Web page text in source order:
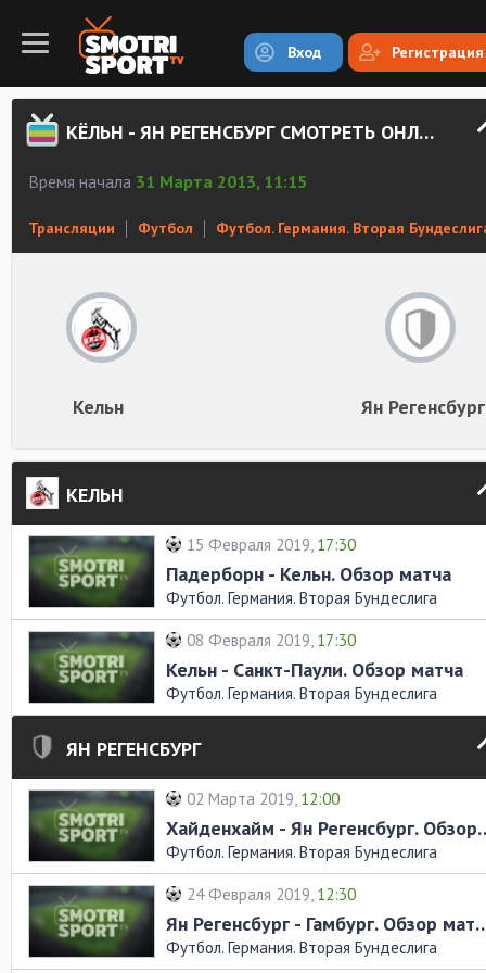
Вход Регистрация
КЁЛЬН - ЯН РЕГЕНСБУРГ СМОТРЕТЬ ОНЛАЙН
Время начала 31 Марта 2013, 11:15
Трансляции Футбол Футбол. Германия. Вторая
Кельн Ян Регенсбург
КЕЛЬН
15 Февраля 2019, 17:30
Падерборн - Кельн. Обзор матча
Футбол. Германия. Вторая Бундеслига
08 Февраля 2019, 17:30
Кельн - Санкт-Паули. Обзор матча
Футбол. Германия. Вторая Бундеслига
ЯН РЕГЕНСБУРГ
02 Марта 2019, 12:00
Хайденхайм
Футбол. Германия. Вторая Бундеслига
24 Февраля 2019, 12:30
Ян Регенсбург
Футбол. Германия. Вторая Бундеслига